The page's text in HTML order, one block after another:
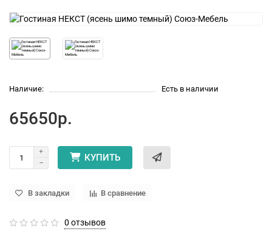
Наличие: Есть в наличии
65650р.
КУПИТЬ
В закладки В сравнение
0 отзывов